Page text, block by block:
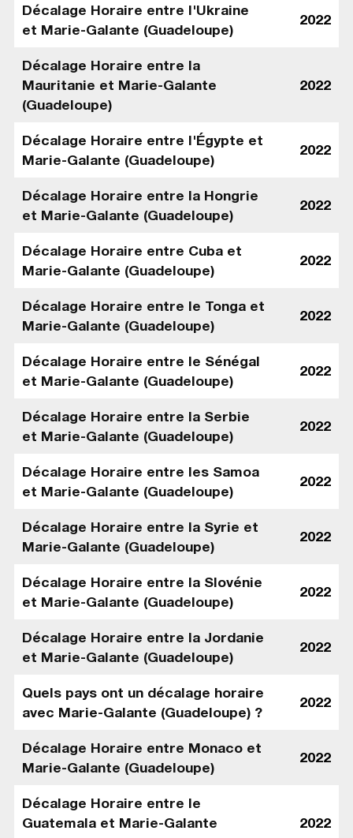
Décalage Horaire entre l'Ukraine
et Marie-Galante (Guadeloupe)
2022
Décalage Horaire entre la
Mauritanie et Marie-Galante
(Guadeloupe)
2022
Décalage Horaire entre l'Égypte et
Marie-Galante (Guadeloupe)
2022
Décalage Horaire entre la Hongrie
et Marie-Galante (Guadeloupe)
2022
Décalage Horaire entre Cuba et
Marie-Galante (Guadeloupe)
2022
Décalage Horaire entre le Tonga et
Marie-Galante (Guadeloupe)
2022
Décalage Horaire entre le Sénégal
et Marie-Galante (Guadeloupe)
2022
Décalage Horaire entre la Serbie
et Marie-Galante (Guadeloupe)
2022
Décalage Horaire entre les Samoa
et Marie-Galante (Guadeloupe)
2022
Décalage Horaire entre la Syrie et
Marie-Galante (Guadeloupe)
2022
Décalage Horaire entre la Slovénie
et Marie-Galante (Guadeloupe)
2022
Décalage Horaire entre la Jordanie
et Marie-Galante (Guadeloupe)
2022
Quels pays ont un décalage horaire
avec Marie-Galante (Guadeloupe) ?
2022
Décalage Horaire entre Monaco et
Marie-Galante (Guadeloupe)
2022
Décalage Horaire entre le
Guatemala et Marie-Galante
2022